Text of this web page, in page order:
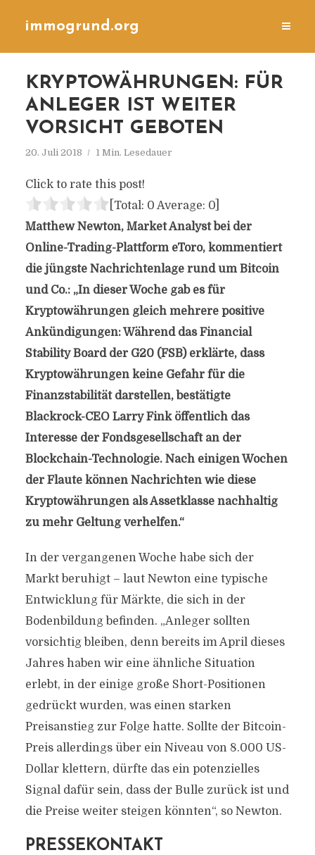
immogrund.org
KRYPTOWÄHRUNGEN: FÜR
ANLEGER IST WEITER
VORSICHT GEBOTEN
20. Juli 2018 1 Min. Lesedauer
Click to rate this post!
[Total: 0 Average: 0]
Matthew Newton, Market Analyst bei der
Online-Trading-Plattform eToro, kommentiert
die jüngste Nachrichtenlage rund um Bitcoin
und Co.: „In dieser Woche gab es für
Kryptowährungen gleich mehrere positive
Ankündigungen: Während das Financial
Stability Board der G20 (FSB) erklärte, dass
Kryptowährungen keine Gefahr für die
Finanzstabilität darstellen, bestätigte
Blackrock-CEO Larry Fink öffentlich das
Interesse der Fondsgesellschaft an der
Blockchain-Technologie. Nach einigen Wochen
der Flaute können Nachrichten wie diese
Kryptowährungen als Assetklasse nachhaltig
zu mehr Geltung verhelfen.“
In der vergangenen Woche habe sich der
Markt beruhigt – laut Newton eine typische
Entwicklung für Märkte, die sich in der
Bodenbildung befinden. „Anleger sollten
vorsichtig bleiben, denn bereits im April dieses
Jahres haben wir eine ähnliche Situation
erlebt, in der einige große Short-Positionen
gedrückt wurden, was einen starken
Preisanstieg zur Folge hatte. Sollte der Bitcoin-
Preis allerdings über ein Niveau von 8.000 US-
Dollar klettern, dürfte das ein potenzielles
Signal dafür sein, dass der Bulle zurück ist und
die Preise weiter steigen könnten“, so Newton.
PRESSEKONTAKT